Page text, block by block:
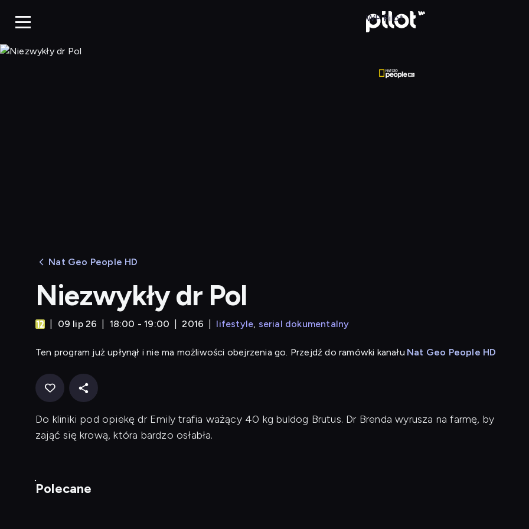
WP Pilot
Nat Geo People HD
Niezwykły dr Pol
09 lip 26 18:00 - 19:00 2016 lifestyle serial dokumentalny
Ten program już upłynął i nie ma możliwości obejrzenia go. Przejdź do ramówki kanału Nat Geo People HD
Do kliniki pod opiekę dr Emily trafia ważący 40 kg buldog Brutus. Dr Brenda wyrusza na farmę, by
zająć się krową, która bardzo osłabła.
Polecane